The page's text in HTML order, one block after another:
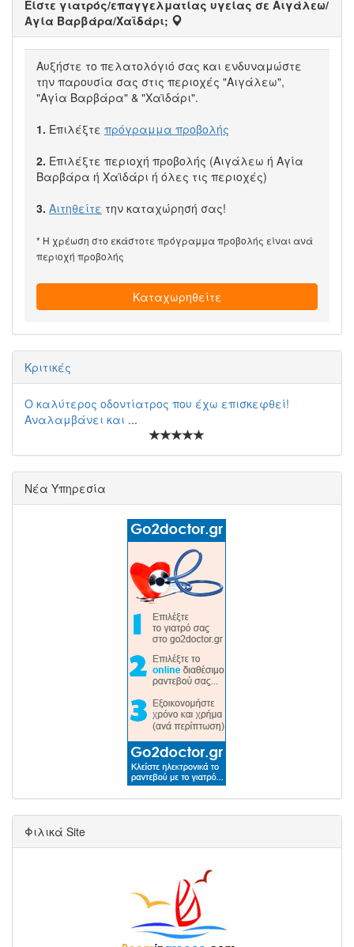
Είστε γιατρός/επαγγελματίας υγείας σε Αιγάλεω/
Αγία Βαρβάρα/Χαϊδάρι;
Αυξήστε το πελατολόγιό σας και ενδυναμώστε
την παρουσία σας στις περιοχές "Αιγάλεω",
"Αγία Βαρβάρα" & "Χαϊδάρι".
1. Επιλέξτε πρόγραμμα προβολής
2. Επιλέξτε περιοχή προβολής (Αιγάλεω ή Αγία
Βαρβάρα ή Χαϊδάρι ή όλες τις περιοχές)
3. Αιτηθείτε την καταχώρησή σας!
* Η χρέωση στο εκάστοτε πρόγραμμα προβολής είναι ανά
περιοχή προβολής
Καταχωρηθείτε
Κριτικές
Ο καλύτερος οδοντίατρος που έχω επισκεφθεί!
Αναλαμβάνει και ...
Νέα Υπηρεσία
Φιλικά Site